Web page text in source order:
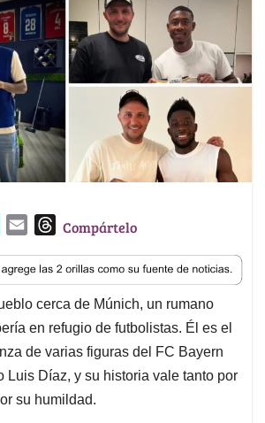
n
k
e
d
I
n
a
i
l
T
r
e
a
d
s
Compártelo
cerca de Múnich, un rumano
en refugio de futbolistas. Él es el
de varias figuras del FC Bayern
Luis Díaz, y su historia vale tanto por
su humildad.